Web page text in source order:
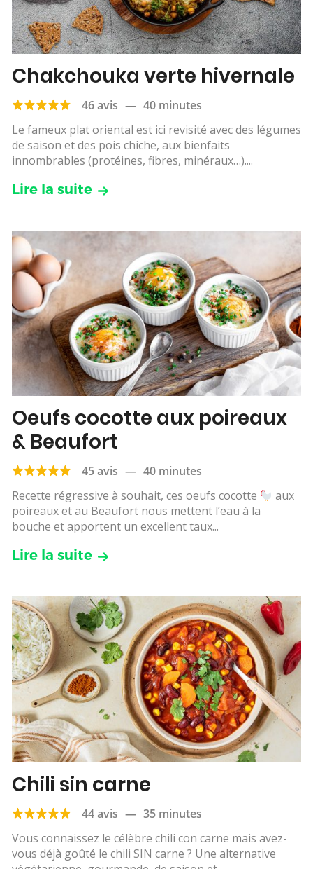
Chakchouka verte hivernale
46 avis — 40 minutes
Le fameux plat oriental est ici revisité avec des légumes
de saison et des pois chiche, aux bienfaits
innombrables (protéines, fibres, minéraux…)....
Lire la suite
Oeufs cocotte aux poireaux
& Beaufort
45 avis — 40 minutes
Recette régressive à souhait, ces oeufs cocotte
aux
poireaux et au Beaufort nous mettent l’eau à la
bouche et apportent un excellent taux...
Lire la suite
Chili sin carne
44 avis — 35 minutes
Vous connaissez le célèbre chili con carne mais avez-
vous déjà goûté le chili SIN carne ? Une alternative